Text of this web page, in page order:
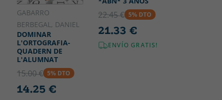
GABARRO
BERBEGAL, DANIEL
DOMINAR
L'ORTOGRAFIA-
QUADERN DE
L'ALUMNAT
15.00 € 5% DTO
14.25 €
22.45 € 5% DTO
21.33 €
ENVÍO GRATIS!